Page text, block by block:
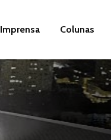
Imprensa Colunas